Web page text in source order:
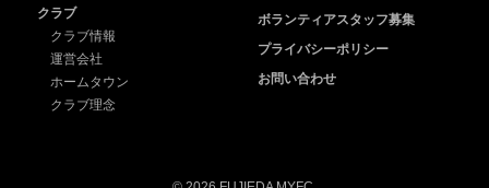
クラブ
クラブ情報
運営会社
ホームタウン
クラブ理念
ボランティアスタッフ募集
プライバシーポリシー
お問い合わせ